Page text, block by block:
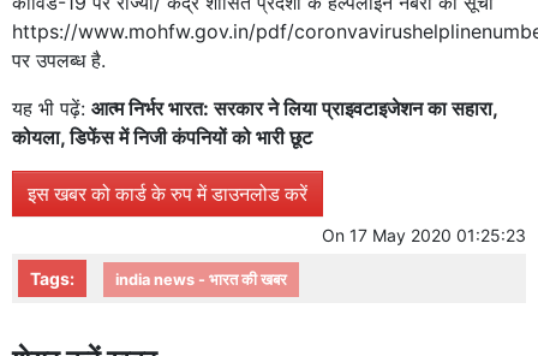
https://www.mohfw.gov.in/pdf/
पर उपलब्ध है.
यह भी पढ़ें: आत्म निर्भर भारत: सरकार ने लिया प्राइवटाइजेशन का सहारा,
कोयला, डिफेंस में निजी कंपनियों को भारी छूट
इस खबर को कार्ड के रुप में डाउनलोड करें
On 17 May 2020 01:25:23
Tags: india news - भारत की खबर